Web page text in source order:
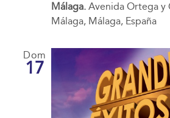
Málaga. Avenida Ortega y
Málaga, Málaga, España
Dom
17